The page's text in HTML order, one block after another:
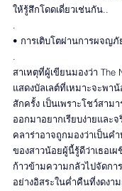
ให้รู้สึกโดดเดี่ยวเช่นกัน..
.
• การเติบโตผ่านการผจญภั
.
สาเหตุที่ผู้เขียนมองว่า The
แสดงบัลเลต์ที่เหมาะจะพา
สักครั้ง เป็นเพราะโชว์สาม
ออกมาอยากเรียบง่ายและจ
คลาร่าอาจถูกมองว่าเป็นค
ของสาวน้อยผู้นี้รู้ดีว่าเธอเ
ก้าวข้ามความกลัวไปจัดกา
อย่างอิสระในค่ำคืนที่งดงา